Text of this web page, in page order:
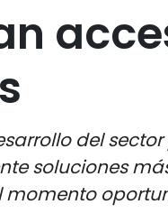
del
soluciones
momento